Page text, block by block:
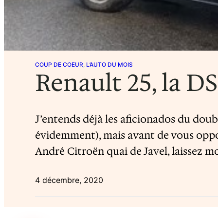
COUP DE COEUR, L’AUTO DU MOIS
Renault 25, la
J’entends déjà les aficionados du
évidemment), mais avant de vous
André Citroën quai de Javel, laissez
4 décembre, 2020